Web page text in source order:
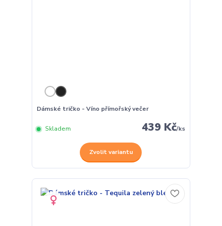
Dámské tričko - Víno přímořský večer
439 Kč/ks
Skladem
Zvolit variantu